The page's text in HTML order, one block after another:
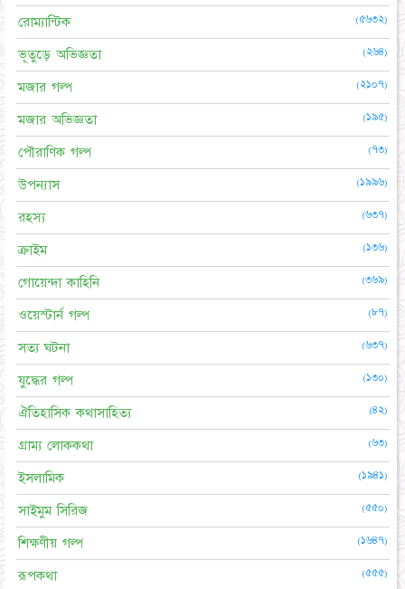
রোম্যান্টিক (৫৬৩২)
ভূতুড়ে অভিজ্ঞতা (২৬৪)
মজার গল্প (২১০৭)
মজার অভিজ্ঞতা (১৯৫)
পৌরাণিক গল্প (৭৩)
উপন্যাস (১৯৯৬)
রহস্য (৬৩৭)
ক্রাইম (১৩৬)
গোয়েন্দা কাহিনি (৩৬৯)
ওয়েস্টার্ন গল্প (৮৭)
সত্য ঘটনা (৬৩৭)
যুদ্ধের গল্প (১৩০)
ঐতিহাসিক কথাসাহিত্য (৪২)
গ্রাম্য লোককথা (৬৩)
ইসলামিক (১৯৪১)
সাইমুম সিরিজ (৫৫০)
শিক্ষণীয় গল্প (১৬৪৭)
রূপকথা (৫৫৫)